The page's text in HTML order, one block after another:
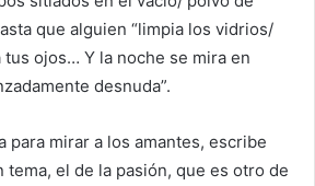
que alguien “limpia los vidrios/
ojos… Y la noche se mira en
desnuda”.
para mirar a los amantes, escribe
tema, el de la pasión, que es otro de